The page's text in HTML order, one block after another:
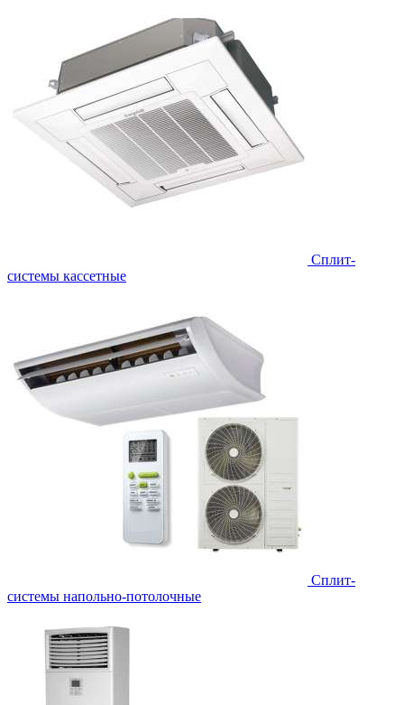
Сплит-
системы кассетные
Сплит-
системы напольно-потолочные